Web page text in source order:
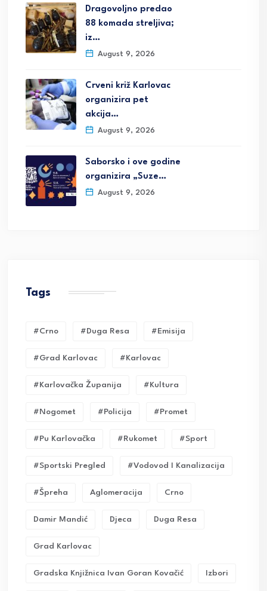
Dragovoljno predao
88 komada streljiva;
iz…
August 9, 2026
Crveni križ Karlovac
organizira pet
akcija…
August 9, 2026
Saborsko i ove godine
organizira „Suze…
August 9, 2026
Tags
#crno #duga Resa #emisija
#grad Karlovac #karlovac
#karlovačka Županija #kultura
#nogomet #policija #promet
#pu Karlovačka #rukomet #sport
#sportski Pregled #vodovod I Kanalizacija
#Špreha Aglomeracija Crno
Damir Mandić Djeca Duga Resa
Grad Karlovac
Gradska Knjižnica Ivan Goran Kovačić Izbori